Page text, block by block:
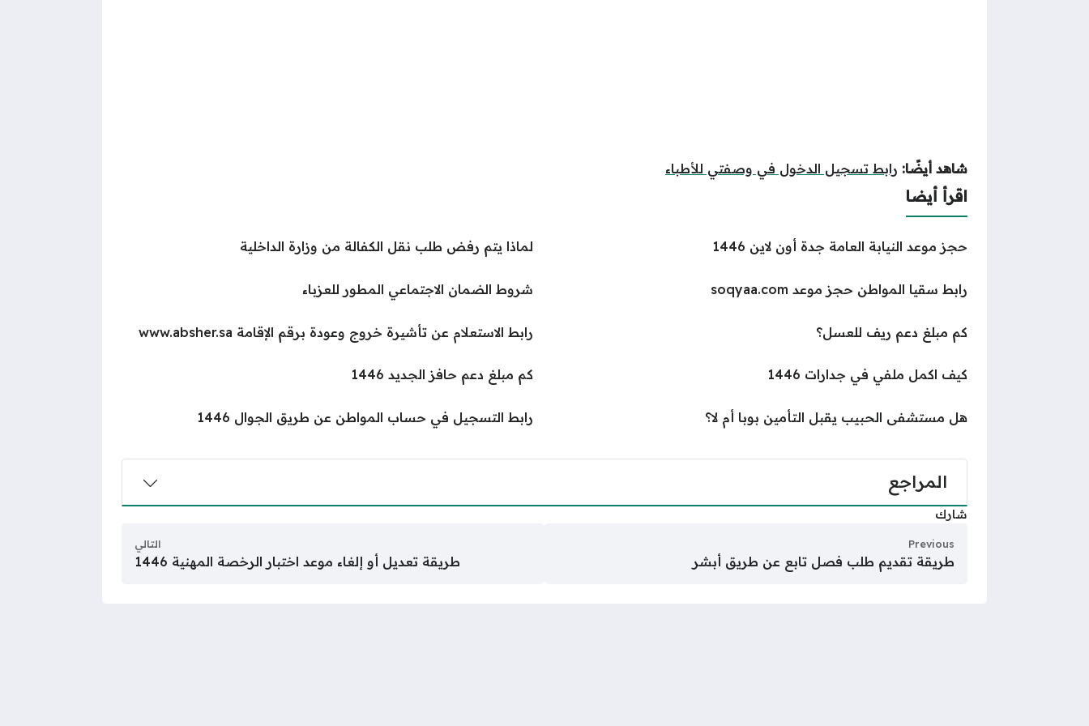
شاهد أيضًا: رابط تسجيل الدخول في وصفتي للأطباء
اقرأ أيضا
حجز موعد النيابة العامة جدة أون لاين 1446 لماذا يتم رفض طلب نقل الكفالة من وزارة الداخلية
رابط سقيا المواطن حجز موعد soqyaa.com شروط الضمان الاجتماعي المطور للعزباء
كم مبلغ دعم ريف للعسل؟ رابط الاستعلام عن تأشيرة خروج وعودة برقم الإقامة www.absher.sa
كيف اكمل ملفي في جدارات 1446 كم مبلغ دعم حافز الجديد 1446
هل مستشفى الحبيب يقبل التأمين بوبا أم لا؟ رابط التسجيل في حساب المواطن عن طريق الجوال 1446
المراجع
شارك
Previous
طريقة تقديم طلب فصل تابع عن طريق أبشر
التالي
طريقة تعديل أو إلغاء موعد اختبار الرخصة المهنية 1446